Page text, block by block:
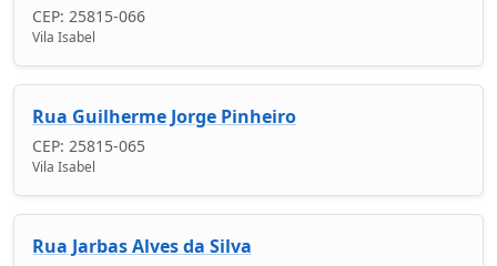
CEP: 25815-066
Vila Isabel
Rua Guilherme Jorge Pinheiro
CEP: 25815-065
Vila Isabel
Rua Jarbas Alves da Silva